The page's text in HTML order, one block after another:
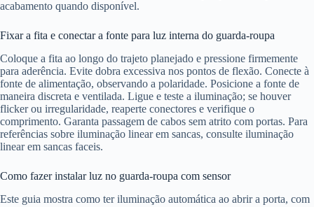
acabamento quando disponível.
Fixar a fita e conectar a fonte para luz interna do guarda-roupa
Coloque a fita ao longo do trajeto planejado e pressione firmemente
para aderência. Evite dobra excessiva nos pontos de flexão. Conecte à
fonte de alimentação, observando a polaridade. Posicione a fonte de
maneira discreta e ventilada. Ligue e teste a iluminação; se houver
flicker ou irregularidade, reaperte conectores e verifique o
comprimento. Garanta passagem de cabos sem atrito com portas. Para
referências sobre iluminação linear em sancas, consulte iluminação
linear em sancas faceis.
Como fazer instalar luz no guarda-roupa com sensor
Este guia mostra como ter iluminação automática ao abrir a porta, com